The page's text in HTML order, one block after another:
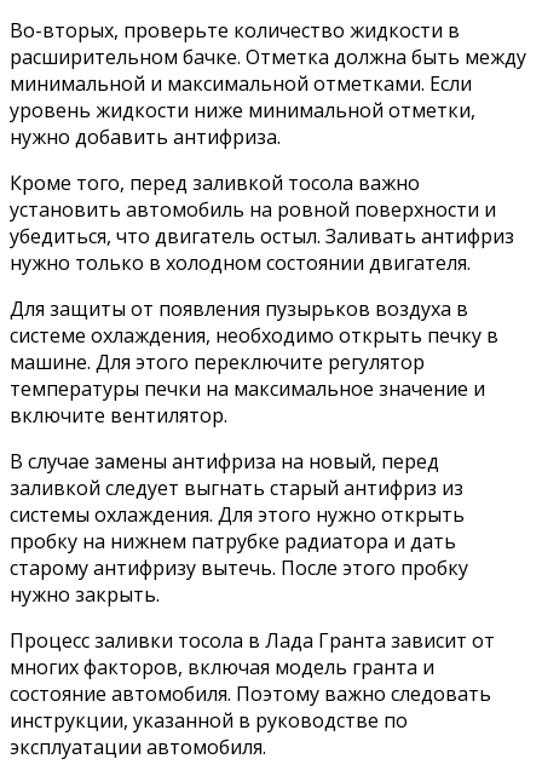
Во-вторых, проверьте количество жидкости в
расширительном бачке. Отметка должна быть между
минимальной и максимальной отметками. Если
уровень жидкости ниже минимальной отметки,
нужно добавить антифриза.
Кроме того, перед заливкой тосола важно
установить автомобиль на ровной поверхности и
убедиться, что двигатель остыл. Заливать антифриз
нужно только в холодном состоянии двигателя.
Для защиты от появления пузырьков воздуха в
системе охлаждения, необходимо открыть печку в
машине. Для этого переключите регулятор
температуры печки на максимальное значение и
включите вентилятор.
В случае замены антифриза на новый, перед
заливкой следует выгнать старый антифриз из
системы охлаждения. Для этого нужно открыть
пробку на нижнем патрубке радиатора и дать
старому антифризу вытечь. После этого пробку
нужно закрыть.
Процесс заливки тосола в Лада Гранта зависит от
многих факторов, включая модель гранта и
состояние автомобиля. Поэтому важно следовать
инструкции, указанной в руководстве по
эксплуатации автомобиля.